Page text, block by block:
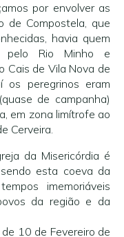
por envolver as
de Compostela, que
havia quem
pelo Rio Minho e
Cais de Vila Nova de
os peregrinos eram
de campanha)
em zona limítrofe ao
Cerveira.
da Misericórdia é
esta coeva da
imemoriáveis
da região e da
10 de Fevereiro de